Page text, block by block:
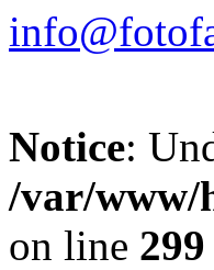
Notice:
/var/www/
on line 299